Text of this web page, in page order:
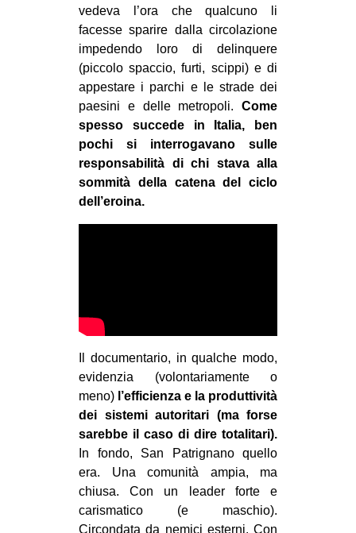
vedeva l’ora che qualcuno li
facesse sparire dalla circolazione
impedendo loro di delinquere
(piccolo spaccio, furti, scippi) e di
appestare i parchi e le strade dei
paesini e delle metropoli. Come
spesso succede in Italia, ben
pochi si interrogavano sulle
responsabilità di chi stava alla
sommità della catena del ciclo
dell’eroina.
Il documentario, in qualche modo,
evidenzia (volontariamente o
meno) l’efficienza e la produttività
dei sistemi autoritari (ma forse
sarebbe il caso di dire totalitari).
In fondo, San Patrignano quello
era. Una comunità ampia, ma
chiusa. Con un leader forte e
carismatico (e maschio).
Circondata da nemici esterni. Con